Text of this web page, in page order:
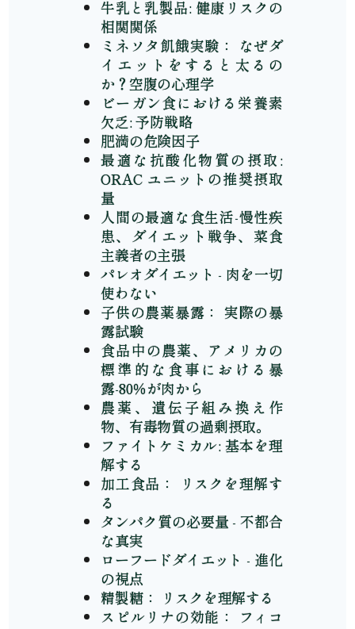
牛乳と乳製品: 健康リスクの
相関関係
ミネソタ飢餓実験： なぜダ
イエットをすると太るの
か？空腹の心理学
ビーガン食における栄養素
欠乏: 予防戦略
肥満の危険因子
最適な抗酸化物質の摂取:
ORAC ユニットの推奨摂取
量
人間の最適な食生活-慢性疾
患、ダイエット戦争、菜食
主義者の主張
パレオダイエット - 肉を一切
使わない
子供の農薬暴露： 実際の暴
露試験
食品中の農薬、アメリカの
標準的な食事における暴
露-80％が肉から
農薬、遺伝子組み換え作
物、有毒物質の過剰摂取。
ファイトケミカル: 基本を理
解する
加工食品： リスクを理解す
る
タンパク質の必要量 - 不都合
な真実
ローフードダイエット - 進化
の視点
精製糖： リスクを理解する
スピルリナの効能： フィコ